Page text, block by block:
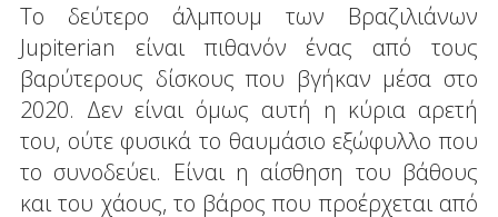
Το δεύτερο άλμπουμ των Βραζιλιάνων
Jupiterian είναι πιθανόν ένας από τους
βαρύτερους δίσκους που βγήκαν μέσα στο
2020. Δεν είναι όμως αυτή η κύρια αρετή
του, ούτε φυσικά το θαυμάσιο εξώφυλλο που
το συνοδεύει. Είναι η αίσθηση του βάθους
και του χάους, το βάρος που προέρχεται από